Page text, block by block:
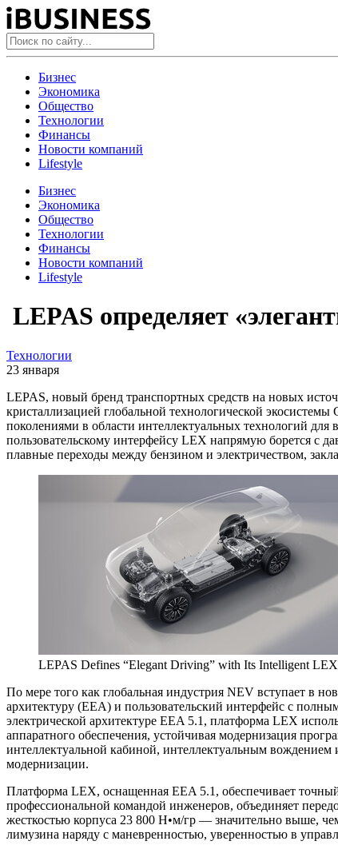
Бизнес
Экономика
Общество
Технологии
Финансы
Новости компаний
Lifestyle
Бизнес
Экономика
Общество
Технологии
Финансы
Новости компаний
Lifestyle
LEPAS определяет
Технологии
23 января
LEPAS, новый бренд транспортных средств на новых
кристаллизацией глобальной технологической
поколениями в области интеллектуальных технологий
пользовательскому интерфейсу LEX напрямую борется с
плавные переходы между бензином и электричеством,
LEPAS Defines “Elegant Driving” with Its Intelligent
По мере того как глобальная индустрия NEV вступает в
архитектуру (EEA) и пользовательский интерфейс с
электрической архитектуре EEA 5.1, платформа LEX
аппаратного обеспечения, устойчивая модернизация
интеллектуальной кабиной, интеллектуальным
модернизации.
Платформа LEX, оснащенная EEA 5.1, обеспечивает
профессиональной командой инженеров, объединяет
жесткостью корпуса 23 800 Н•м/гр — значительно выше,
лимузина наряду с маневренностью, уверенностью в